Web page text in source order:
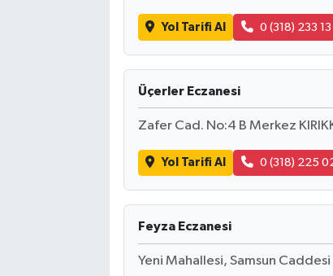
Yol Tarifi Al 0 (318) 233 13
Üçerler Eczanesi
Zafer Cad. No:4 B Merkez
Yol Tarifi Al 0 (318) 225
Feyza Eczanesi
Yeni Mahallesi, Samsun Caddesi